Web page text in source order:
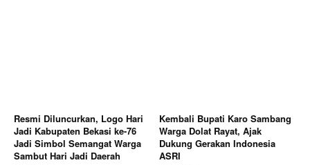
Resmi Diluncurkan, Logo Hari
Jadi Kabupaten Bekasi ke-76
Jadi Simbol Semangat Warga
Sambut Hari Jadi Daerah
Kembali Bupati Karo Sambang
Warga Dolat Rayat, Ajak
Dukung Gerakan Indonesia
ASRI